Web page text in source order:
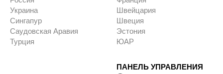
Украина
Сингапур
Саудовская Аравия
Турция
Швейцария
Швеция
Эстония
ЮАР
ПАНЕЛЬ УПРАВЛЕНИЯ